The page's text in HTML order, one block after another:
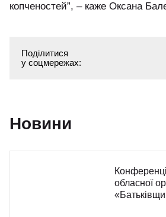
копченостей”, – каже Оксана
Поділитися
у соцмережах:
Новини
обласної